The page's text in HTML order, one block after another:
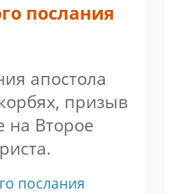
послания
апостола
призыв
на Второе
послания